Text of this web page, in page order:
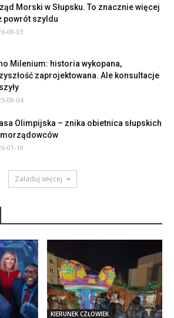
Morski w Słupsku. To znacznie więcej
powrót szyldu
08-03
Milenium: historia wykopana,
zaprojektowana. Ale konsultacje
08-04
Olimpijska – znika obietnica słupskich
01-19
Załaduj więcej
KIERUNEK CZŁOWIEK